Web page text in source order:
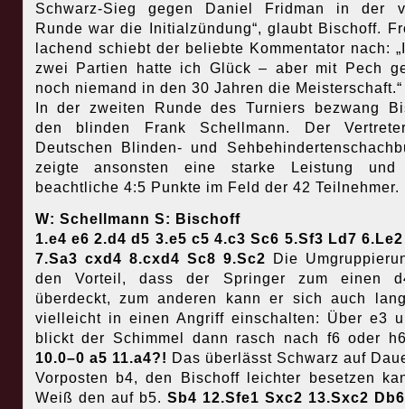
Schwarz-Sieg gegen Daniel Fridman in der
Runde war die Initialzündung“, glaubt Bischoff.
lachend schiebt der beliebte Kommentator nach:
zwei Partien hatte ich Glück – aber mit Pech
noch niemand in den 30 Jahren die Meisterschaft.“
In der zweiten Runde des Turniers bezwang
den blinden Frank Schellmann. Der
Deutschen Blinden- und
zeigte ansonsten eine starke Leistung und
beachtliche 4:5 Punkte im Feld der 42 Teilnehmer.
W: Schellmann S: Bischoff
1.e4 e6 2.d4 d5 3.e5 c5 4.c3 Sc6 5.Sf3 Ld7
7.Sa3 cxd4 8.cxd4 Sc8 9.Sc2
Die
den Vorteil, dass der Springer zum einen
überdeckt, zum anderen kann er sich auch
vielleicht in einen Angriff einschalten: Über e3
blickt der Schimmel dann rasch nach f6 oder
10.0–0 a5 11.a4?! Das überlässt Schwarz auf
Vorposten b4, den Bischoff leichter besetzen
Weiß den auf b5. Sb4 12.Sfe1 Sxc2 13.Sxc2